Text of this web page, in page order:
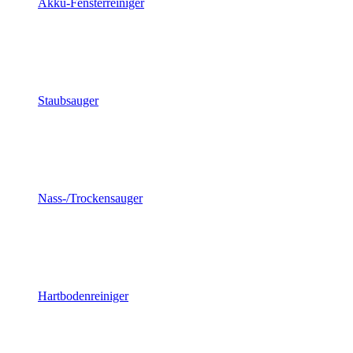
Akku-Fensterreiniger
Staubsauger
Nass-/Trockensauger
Hartbodenreiniger